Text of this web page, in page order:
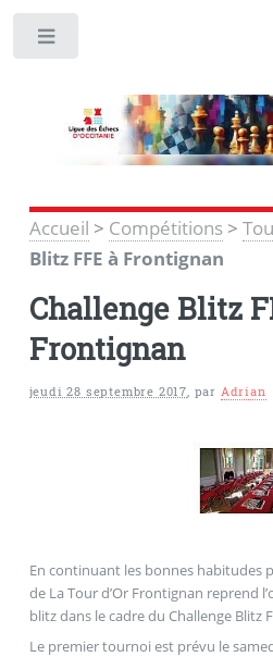
Accueil > Compétitions>
Blitz FFE à Frontignan
Challenge Blitz
Frontignan
jeudi 28 septembre 2017, par Adrian
En continuant les bonnes habitudes
de La Tour d’Or Frontignan reprend
blitz dans le cadre du Challenge Blitz
Le premier tournoi est prévu le